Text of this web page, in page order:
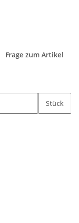
Frage zum Artikel
Stück